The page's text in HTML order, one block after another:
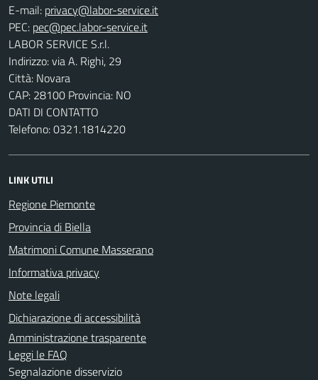
E-mail:
PEC:
LABOR SERVICE S.r.l.
Indirizzo: via A. Righi, 29
Città: Novara
CAP: 28100 Provincia: NO
DATI DI CONTATTO
Telefono: 0321.1814220
LINK UTILI
Regione Piemonte
Provincia di Biella
Matrimoni Comune Masserano
Informativa privacy
Note legali
Dichiarazione di accessibilità
Amministrazione trasparente
Leggi le FAQ
Segnalazione disservizio